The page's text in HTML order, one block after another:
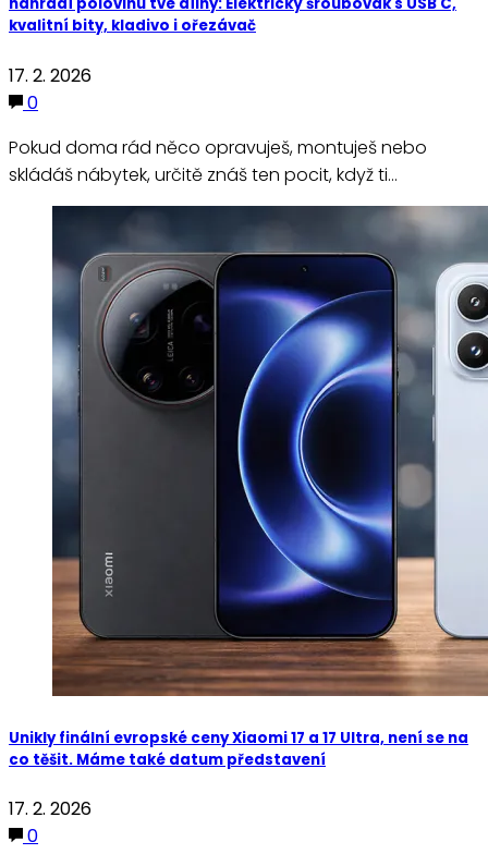
nahradí polovinu tvé dílny: Elektrický šroubovák s USB C,
kvalitní bity, kladivo i ořezávač
17. 2. 2026
0
Pokud doma rád něco opravuješ, montuješ nebo
skládáš nábytek, určitě znáš ten pocit, když ti…
Unikly finální evropské ceny Xiaomi 17 a 17 Ultra, není se na
co těšit. Máme také datum představení
17. 2. 2026
0